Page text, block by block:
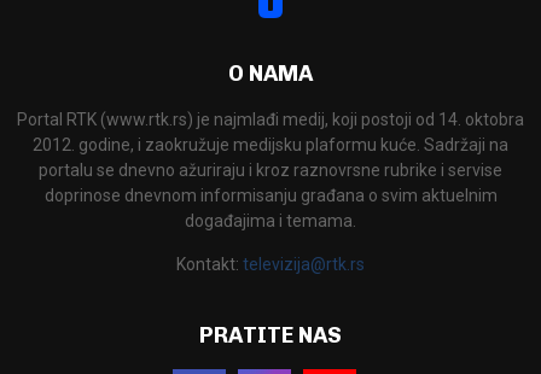
O NAMA
Portal RTK (www.rtk.rs) je najmlađi medij, koji postoji od 14. oktobra
2012. godine, i zaokružuje medijsku plaformu kuće. Sadržaji na
portalu se dnevno ažuriraju i kroz raznovrsne rubrike i servise
doprinose dnevnom informisanju građana o svim aktuelnim
događajima i temama.
Kontakt: televizija@rtk.rs
PRATITE NAS